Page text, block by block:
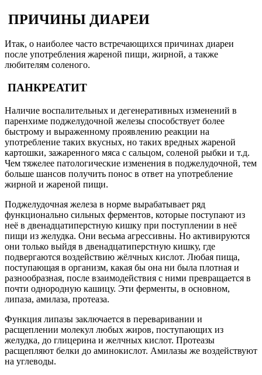
ПРИЧИНЫ ДИАРЕИ
Итак, о наиболее часто встречающихся причинах диареи
после употребления жареной пищи, жирной, а также
любителям соленого.
ПАНКРЕАТИТ
Наличие воспалительных и дегенеративных изменений в
паренхиме поджелудочной железы способствует более
быстрому и выраженному проявлению реакции на
употребление таких вкусных, но таких вредных жареной
картошки, зажаренного мяса с сальцом, соленой рыбки и т.д.
Чем тяжелее патологические изменения в поджелудочной, тем
больше шансов получить понос в ответ на употребление
жирной и жареной пищи.
Поджелудочная железа в норме вырабатывает ряд
функционально сильных ферментов, которые поступают из
неё в двенадцатиперстную кишку при поступлении в неё
пищи из желудка. Они весьма агрессивны. Но активируются
они только выйдя в двенадцатиперстную кишку, где
подвергаются воздействию жёлчных кислот. Любая пища,
поступающая в организм, какая бы она ни была плотная и
разнообразная, после взаимодействия с ними превращается в
почти однородную кашицу. Эти ферменты, в основном,
липаза, амилаза, протеаза.
Функция липазы заключается в переваривании и
расщеплении молекул любых жиров, поступающих из
желудка, до глицерина и желчных кислот. Протеазы
расщепляют белки до аминокислот. Амилазы же воздействуют
на углеводы.